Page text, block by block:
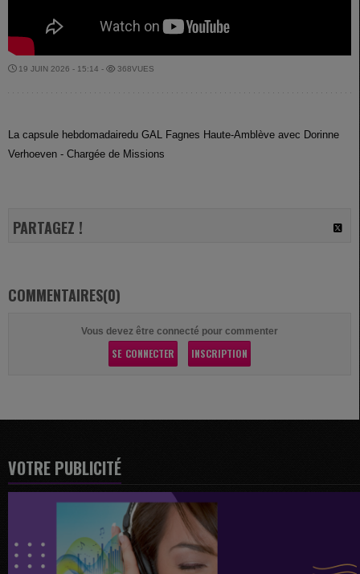
19 JUIN 2026 - 15:14 - 368VUES
La capsule hebdomadairedu GAL Fagnes Haute-Amblève avec Dorinne
Verhoeven - Chargée de Missions
PARTAGEZ !
COMMENTAIRES(0)
Vous devez être connecté pour commenter
SE CONNECTER INSCRIPTION
VOTRE PUBLICITÉ